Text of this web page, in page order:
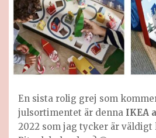
En sista rolig grej som
julsortimentet är denna IKEA
2022 som jag tycker är